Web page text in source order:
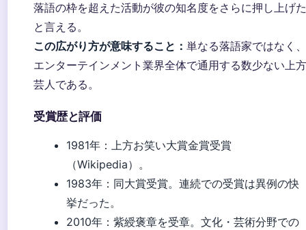
落語の枠を超えた活動が彼の知名度をさらに押し上げた
と言える。
この広がり方が意味すること： 単なる落語家ではなく、
エンターテインメント業界全体で通用する数少ない上方
芸人である。
受賞歴と評価
1981年：上方お笑い大賞金賞受賞
（Wikipedia）。
1983年：同大賞受賞。連続での受賞は異例の快
挙だった。
2010年：紫綬褒章を受章。文化・芸術分野での